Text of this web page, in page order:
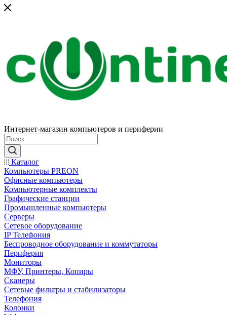
Интернет-магазин компьютеров и периферии
Каталог
Компьютеры PREON
Офисные компьютеры
Компьютерные комплекты
Графические станции
Промышленные компьютеры
Серверы
Сетевое оборудование
IP Телефония
Беспроводное оборудование и коммутаторы
Периферия
Мониторы
МФУ, Принтеры, Копиры
Сканеры
Сетевые фильтры и стабилизаторы
Телефония
Колонки